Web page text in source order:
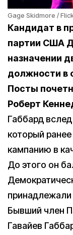
Gage Skidmore /
Кандидат в
партии США
назначении
должности в
Посты
Роберт
Габбард вслед
который
кампанию в
До этого он
Бывший член
Гавайев